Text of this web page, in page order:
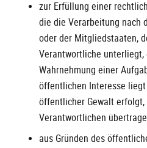
zur Erfüllung einer
die die Verarbeitung nach
oder der Mitgliedstaaten,
Verantwortliche unterliegt,
Wahrnehmung einer
öffentlichen Interesse
öffentlicher Gewalt erfolgt,
Verantwortlichen
aus Gründen des